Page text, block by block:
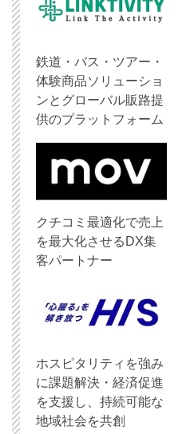
鉄道・バス・ツアー・
体験商品ソリューショ
ンとグローバル販路提
供のプラットフォーム
クチコミ最適化で売上
を最大化させるDX集
客パートナー
ホスピタリティを強み
に課題解決・経済促進
を支援し、持続可能な
地域社会を共創